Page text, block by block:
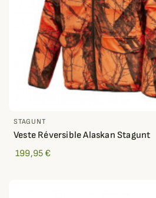
STAGUNT
Veste Réversible Alaskan Stagunt
199,95 €